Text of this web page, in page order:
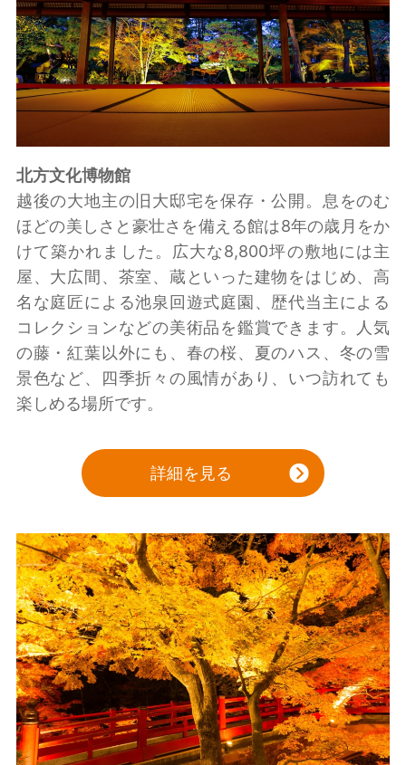
北方文化博物館
越後の大地主の旧大邸宅を保存・公開。息をのむ
ほどの美しさと豪壮さを備える館は8年の歳月をか
けて築かれました。広大な8,800坪の敷地には主
屋、大広間、茶室、蔵といった建物をはじめ、高
名な庭匠による池泉回遊式庭園、歴代当主による
コレクションなどの美術品を鑑賞できます。人気
の藤・紅葉以外にも、春の桜、夏のハス、冬の雪
景色など、四季折々の風情があり、いつ訪れても
楽しめる場所です。
詳細を見る